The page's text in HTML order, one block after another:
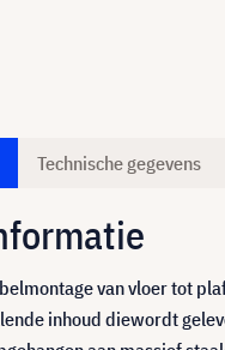
Technische gegevens
van vloer tot
inhoud diewordt